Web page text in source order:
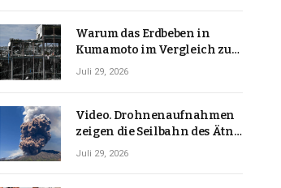
Warum das Erdbeben in
Kumamoto im Vergleich zu
den meisten Erdbeben, die
Juli 29, 2026
Video. Drohnenaufnahmen
zeigen die Seilbahn des Ätna
über einer Vulkanlandschaft
Juli 29, 2026